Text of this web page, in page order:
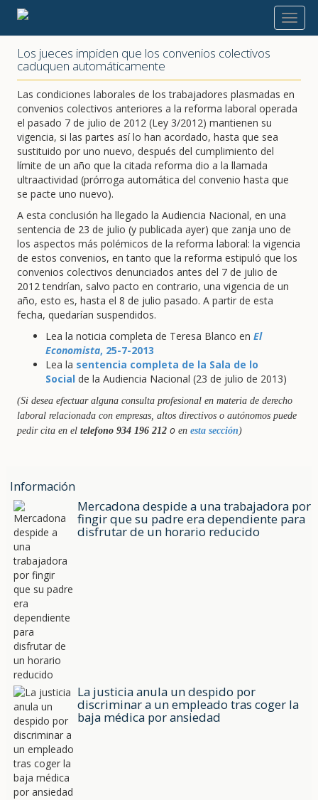
2013
Los jueces impiden que los convenios colectivos
caduquen automáticamente
Las condiciones laborales de los trabajadores plasmadas en
convenios colectivos anteriores a la reforma laboral operada
el pasado 7 de julio de 2012 (Ley 3/2012) mantienen su
vigencia, si las partes así lo han acordado, hasta que sea
sustituido por uno nuevo, después del cumplimiento del
límite de un año que la citada reforma dio a la llamada
ultraactividad (prórroga automática del convenio hasta que
se pacte uno nuevo).
A esta conclusión ha llegado la Audiencia Nacional, en una
sentencia de 23 de julio (y publicada ayer) que zanja uno de
los aspectos más polémicos de la reforma laboral: la vigencia
de estos convenios, en tanto que la reforma estipuló que los
convenios colectivos denunciados antes del 7 de julio de
2012 tendrían, salvo pacto en contrario, una vigencia de un
año, esto es, hasta el 8 de julio pasado. A partir de esta
fecha, quedarían suspendidos.
Lea la noticia completa de Teresa Blanco en El
Economista, 25-7-2013
Lea la sentencia completa de la Sala de lo
Socialde la Audiencia Nacional (23 de julio de 2013)
(Si desea efectuar alguna consulta profesional en materia de derecho
laboral relacionada con empresas, altos directivos o autónomos puede
pedir cita en el telefono 934 196 212oen esta sección)
Información
Mercadona despide a una trabajadora por
fingir que su padre era dependiente para
disfrutar de un horario reducido
La justicia anula un despido por
discriminar a un empleado tras coger la
baja médica por ansiedad